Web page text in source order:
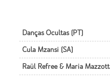
Danças Ocultas (PT)
Cula Mzansi (SA)
Raül Refree & Maria